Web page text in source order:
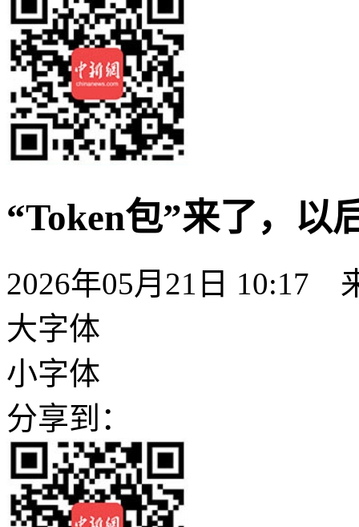
“Token包”来了，以
2026年05月21日 10:17
大字体
小字体
分享到：